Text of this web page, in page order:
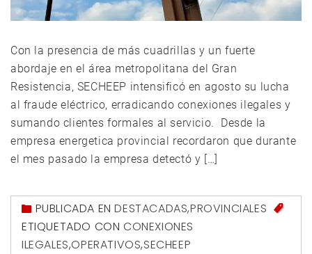
Con la presencia de más cuadrillas y un fuerte
abordaje en el área metropolitana del Gran
Resistencia, SECHEEP intensificó en agosto su lucha
al fraude eléctrico, erradicando conexiones ilegales y
sumando clientes formales al servicio. Desde la
empresa energetica provincial recordaron que durante
el mes pasado la empresa detectó y […]
PUBLICADA ENDESTACADAS,PROVINCIALES
ETIQUETADO CON CONEXIONES
ILEGALES,OPERATIVOS,SECHEEP